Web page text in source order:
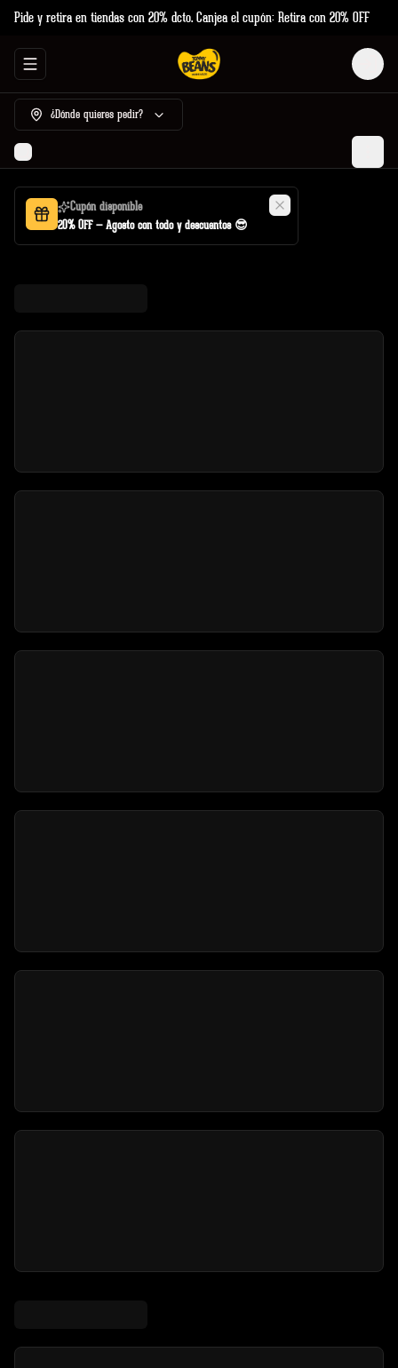
Pide y retira en tiendas con 20% dcto. Canjea el cupón: Retira con 20% OFF
Abrir menu de navegación Login
¿Dónde quieres pedir?
Cupón disponible
20% OFF — Agosto con todo y descuentos 😎